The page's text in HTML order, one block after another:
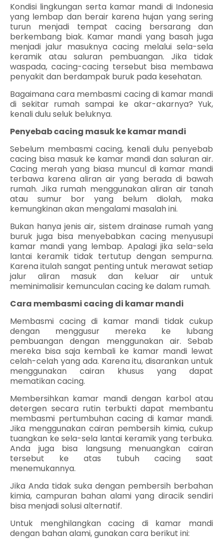
Kondisi lingkungan serta kamar mandi di Indonesia
yang lembap dan berair karena hujan yang sering
turun menjadi tempat cacing bersarang dan
berkembang biak. Kamar mandi yang basah juga
menjadi jalur masuknya cacing melalui sela-sela
keramik atau saluran pembuangan. Jika tidak
waspada, cacing-cacing tersebut bisa membawa
penyakit dan berdampak buruk pada kesehatan.
Bagaimana cara membasmi cacing di kamar mandi
di sekitar rumah sampai ke akar-akarnya? Yuk,
kenali dulu seluk beluknya.
Penyebab cacing masuk ke kamar mandi
Sebelum membasmi cacing, kenali dulu penyebab
cacing bisa masuk ke kamar mandi dan saluran air.
Cacing merah yang biasa muncul di kamar mandi
terbawa karena aliran air yang berada di bawah
rumah. Jika rumah menggunakan aliran air tanah
atau sumur bor yang belum diolah, maka
kemungkinan akan mengalami masalah ini.
Bukan hanya jenis air, sistem drainase rumah yang
buruk juga bisa menyebabkan cacing menyusupi
kamar mandi yang lembap. Apalagi jika sela-sela
lantai keramik tidak tertutup dengan sempurna.
Karena itulah sangat penting untuk merawat setiap
jalur aliran masuk dan keluar air untuk
meminimalisir kemunculan cacing ke dalam rumah.
Cara membasmi cacing di kamar mandi
Membasmi cacing di kamar mandi tidak cukup
dengan menggusur mereka ke lubang
pembuangan dengan menggunakan air. Sebab
mereka bisa saja kembali ke kamar mandi lewat
celah-celah yang ada. Karena itu, disarankan untuk
menggunakan cairan khusus yang dapat
mematikan cacing.
Membersihkan kamar mandi dengan karbol atau
detergen secara rutin terbukti dapat membantu
membasmi pertumbuhan cacing di kamar mandi.
Jika menggunakan cairan pembersih kimia, cukup
tuangkan ke sela-sela lantai keramik yang terbuka.
Anda juga bisa langsung menuangkan cairan
tersebut ke atas tubuh cacing saat
menemukannya.
Jika Anda tidak suka dengan pembersih berbahan
kimia, campuran bahan alami yang diracik sendiri
bisa menjadi solusi alternatif.
Untuk menghilangkan cacing di kamar mandi
dengan bahan alami, gunakan cara berikut ini: